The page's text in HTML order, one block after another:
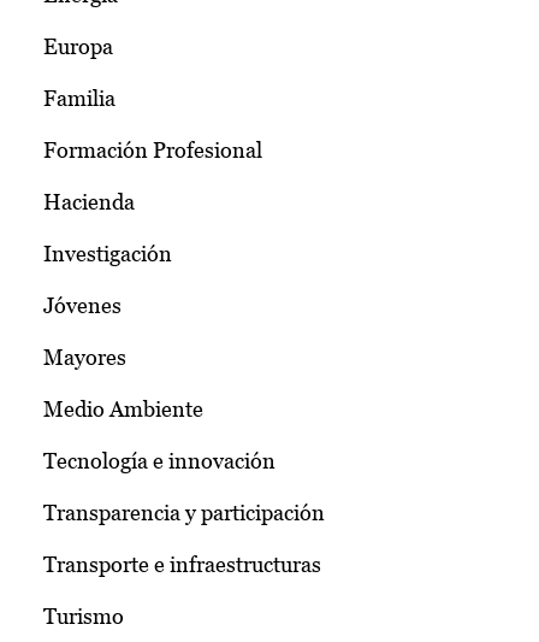
Europa
Familia
Formación Profesional
Hacienda
Investigación
Jóvenes
Mayores
Medio Ambiente
Tecnología e innovación
Transparencia y participación
Transporte e infraestructuras
Turismo